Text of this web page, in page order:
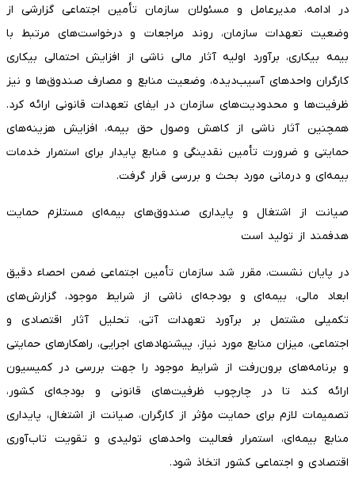
در ادامه، مدیرعامل و مسئولان سازمان تأمین اجتماعی گزارشی از
وضعیت تعهدات سازمان، روند مراجعات و درخواست‌های مرتبط با
بیمه بیکاری، برآورد اولیه آثار مالی ناشی از افزایش احتمالی بیکاری
کارگران واحدهای آسیب‌دیده، وضعیت منابع و مصارف صندوق‌ها و نیز
ظرفیت‌ها و محدودیت‌های سازمان در ایفای تعهدات قانونی ارائه کرد.
همچنین آثار ناشی از کاهش وصول حق بیمه، افزایش هزینه‌های
حمایتی و ضرورت تأمین نقدینگی و منابع پایدار برای استمرار خدمات
بیمه‌ای و درمانی مورد بحث و بررسی قرار گرفت.
صیانت از اشتغال و پایداری صندوق‌های بیمه‌ای مستلزم حمایت
هدفمند از تولید است
در پایان نشست، مقرر شد سازمان تأمین اجتماعی ضمن احصاء دقیق
ابعاد مالی، بیمه‌ای و بودجه‌ای ناشی از شرایط موجود، گزارش‌های
تکمیلی مشتمل بر برآورد تعهدات آتی، تحلیل آثار اقتصادی و
اجتماعی، میزان منابع مورد نیاز، پیشنهادهای اجرایی، راهکارهای حمایتی
و برنامه‌های برون‌رفت از شرایط موجود را جهت بررسی در کمیسیون
ارائه کند تا در چارچوب ظرفیت‌های قانونی و بودجه‌ای کشور،
تصمیمات لازم برای حمایت مؤثر از کارگران، صیانت از اشتغال، پایداری
منابع بیمه‌ای، استمرار فعالیت واحدهای تولیدی و تقویت تاب‌آوری
اقتصادی و اجتماعی کشور اتخاذ شود.